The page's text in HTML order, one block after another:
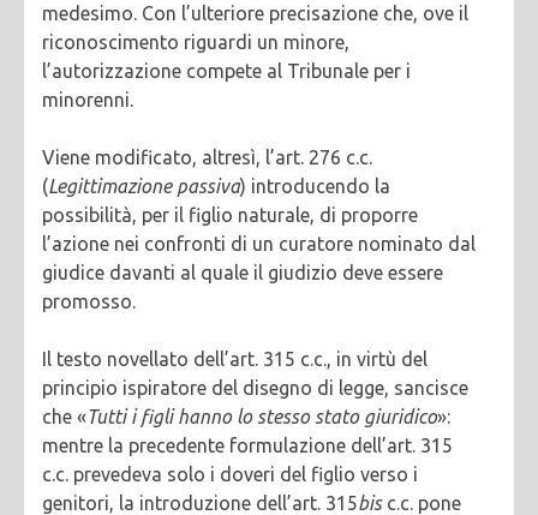
medesimo. Con l’ulteriore precisazione che, ove il
riconoscimento riguardi un minore,
l’autorizzazione compete al Tribunale per i
minorenni.
Viene modificato, altresì, l’art. 276 c.c.
(Legittimazione passiva) introducendo la
possibilità, per il figlio naturale, di proporre
l’azione nei confronti di un curatore nominato dal
giudice davanti al quale il giudizio deve essere
promosso.
Il testo novellato dell’art. 315 c.c., in virtù del
principio ispiratore del disegno di legge, sancisce
che «Tutti i figli hanno lo stesso stato giuridico»:
mentre la precedente formulazione dell’art. 315
c.c. prevedeva solo i doveri del figlio verso i
genitori, la introduzione dell’art. 315bisc.c. pone